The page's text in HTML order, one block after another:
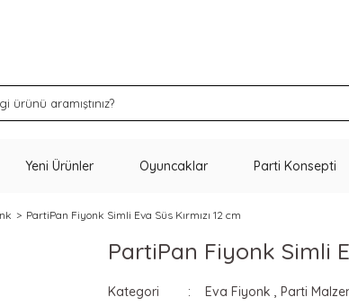
Yeni Ürünler Oyuncaklar Parti Konsepti
PartiPan Fiyonk Simli Eva Süs Kırmızı 12 cm
PartiPan Fiyonk Simli
Kategori Eva Fiyonk , Parti